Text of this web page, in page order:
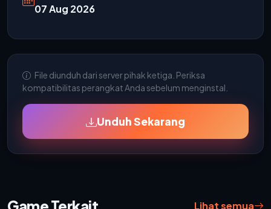
07 Aug 2026
File diunduh dari server pihak ketiga. Periksa
kompatibilitas perangkat Anda sebelum menginstal.
Unduh Sekarang
Lihat semua